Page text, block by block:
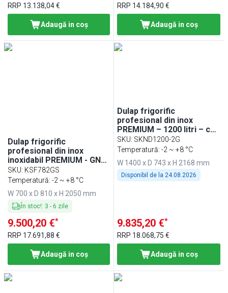
RRP 13.138,04 €
Adaugă in coş
RRP 14.184,90 €
Adaugă in coş
Dulap frigorific
profesional din inox
inoxidabil PREMIUM - GN
2/1 - 700 l - -2/+8 °C - cu 1
ușă din sticlă & 2 sertare
răcire ventilată; agent
R290
SKU: KSF782GS
Temperatură: -2 ~ +8 °C
W 700 x D 810 x H 2050 mm
În stoc!: 3 - 6 zile
9.500,20 €*
RRP 17.691,88 €
Adaugă in coş
Dulap frigorific
profesional din inox
PREMIUM – 1200 litri – cu
2 uși din sticlă
SKU: SKND1200-2G
Temperatură: -2 ~ +8 °C
W 1400 x D 743 x H 2168 mm
Disponibil de la24.08.2026
9.835,20 €*
RRP 18.068,75 €
Adaugă in coş